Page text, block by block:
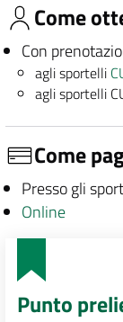
Come
Con
agli sportelli
agli sportelli
Come
Presso gli
Online
Punto